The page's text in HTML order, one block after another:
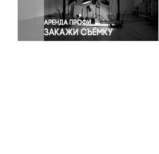
Экономика и бизнес